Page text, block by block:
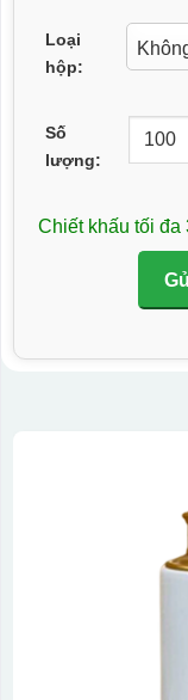
Loại
hộp:
Số
lượng:
Chiết khấu tối đa